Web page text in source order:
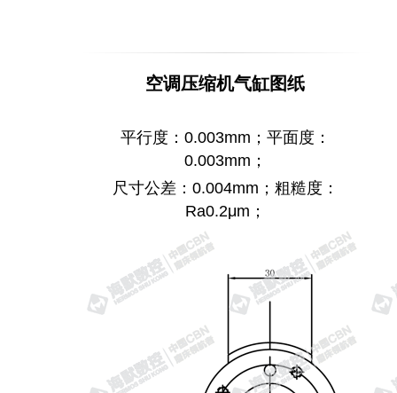
空调压缩机气缸图纸
平行度：0.003mm；平面度：
0.003mm；
尺寸公差：0.004mm；粗糙度：
Ra0.2μm；